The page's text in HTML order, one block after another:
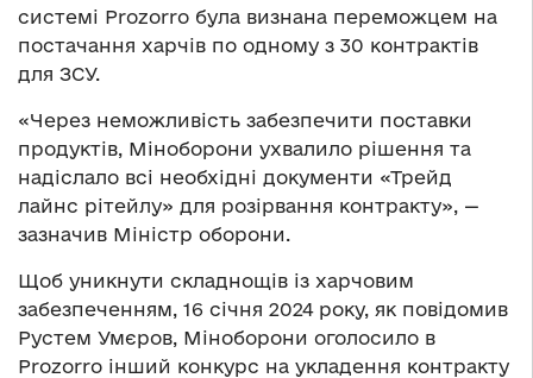
системі Prozorro була визнана переможцем на
постачання харчів по одному з 30 контрактів
для ЗСУ.
«Через неможливість забезпечити поставки
продуктів, Міноборони ухвалило рішення та
надіслало всі необхідні документи «Трейд
лайнс рітейлу» для розірвання контракту», —
зазначив Міністр оборони.
Щоб уникнути складнощів із харчовим
забезпеченням, 16 січня 2024 року, як повідомив
Рустем Умєров, Міноборони оголосило в
Prozorro інший конкурс на укладення контракту